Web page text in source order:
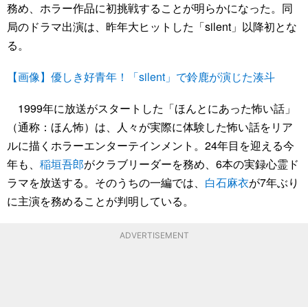
務め、ホラー作品に初挑戦することが明らかになった。同
局のドラマ出演は、昨年大ヒットした「silent」以降初とな
る。
【画像】優しき好青年！「silent」で鈴鹿が演じた湊斗
1999年に放送がスタートした「ほんとにあった怖い話」
（通称：ほん怖）は、人々が実際に体験した怖い話をリア
ルに描くホラーエンターテインメント。24年目を迎える今
年も、 稲垣吾郎がクラブリーダーを務め、6本の実録心霊ド
ラマを放送する。そのうちの一編では、 白石麻衣が7年ぶり
に主演を務めることが判明している。
ADVERTISEMENT